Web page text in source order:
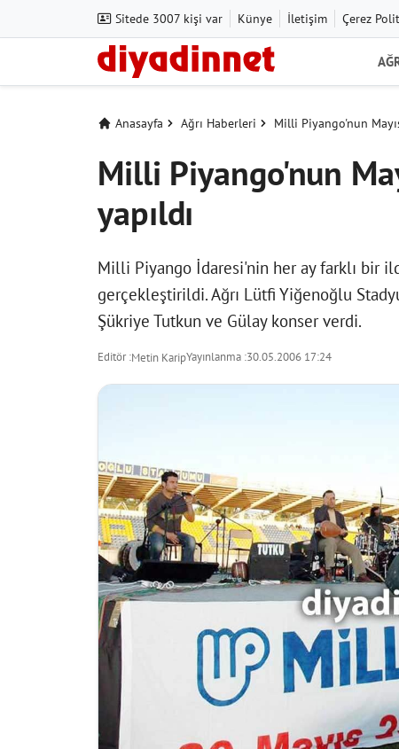
Sitede 3007 kişi var Künye İletişim Çerez
Anasayfa Ağrı Haberleri Milli Piyango'nun
Milli Piyango'nun
yapıldı
Milli Piyango İdaresi'nin her ay farklı bir
gerçekleştirildi. Ağrı Lütfi Yiğenoğlu
Şükriye Tutkun ve Gülay konser verdi.
Editör :Metin KaripYayınlanma :30.05.2006 17:24